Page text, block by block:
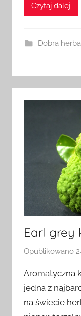
Czytaj dalej
Dobra
Earl grey
Opublikowano
Aromatyczna
jedna z
na świecie